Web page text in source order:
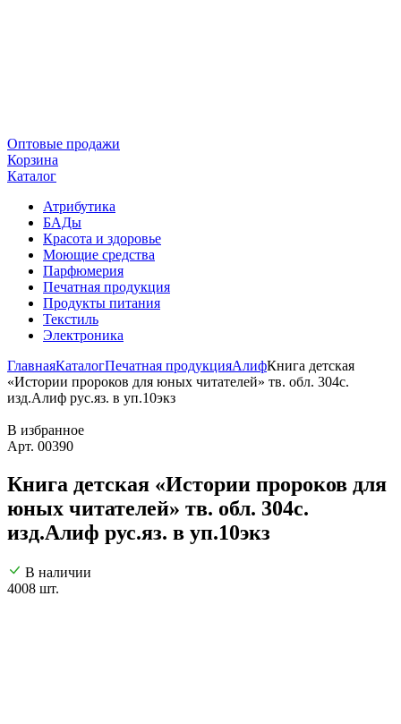
Оптовые продажи
Корзина
Каталог
Атрибутика
БАДы
Красота и здоровье
Моющие средства
Парфюмерия
Печатная продукция
Продукты питания
Текстиль
Электроника
ГлавнаяКаталогПечатная продукцияАлифКнига детская
«Истории пророков для юных читателей» тв. обл. 304с.
изд.Алиф рус.яз. в уп.10экз
В избранное
Арт. 00390
Книга детская «Истории пророков для
юных читателей» тв. обл. 304с.
изд.Алиф рус.яз. в уп.10экз
В наличии
4008 шт.